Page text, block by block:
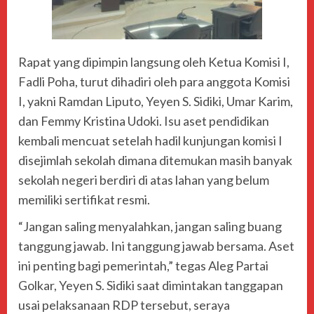
Rapat yang dipimpin langsung oleh Ketua Komisi I,
Fadli Poha, turut dihadiri oleh para anggota Komisi
I, yakni Ramdan Liputo, Yeyen S. Sidiki, Umar Karim,
dan Femmy Kristina Udoki. Isu aset pendidikan
kembali mencuat setelah hadil kunjungan komisi I
disejimlah sekolah dimana ditemukan masih banyak
sekolah negeri berdiri di atas lahan yang belum
memiliki sertifikat resmi.
“Jangan saling menyalahkan, jangan saling buang
tanggung jawab. Ini tanggung jawab bersama. Aset
ini penting bagi pemerintah,” tegas Aleg Partai
Golkar, Yeyen S. Sidiki saat dimintakan tanggapan
usai pelaksanaan RDP tersebut, seraya